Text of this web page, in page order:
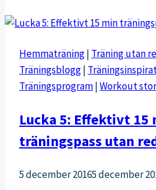
immunförsvaret:
och
esberitox
Hemmaträning| Träning utan
Träningsblogg|
Träningsprogram|Workout
Lucka 5: Effektivt 15
träningspass utan
5 december 20165 december